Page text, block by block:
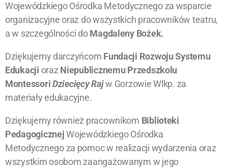
Wojewódzkiego Ośrodka Metodycznego za wsparcie
organizacyjne oraz do wszystkich pracowników teatru,
a w szczególności doMagdaleny Bożek.
Dziękujemy darczyńcom Fundacji Rozwoju Systemu
Edukacji orazNiepublicznemu Przedszkolu
MontessoriDziecięcy Rajw Gorzowie Wlkp. za
materiały edukacyjne.
Dziękujemy również pracownikom Biblioteki
PedagogicznejWojewódzkiego Ośrodka
Metodycznego za pomoc w realizacji wydarzenia oraz
wszystkim osobom zaangażowanym w jego